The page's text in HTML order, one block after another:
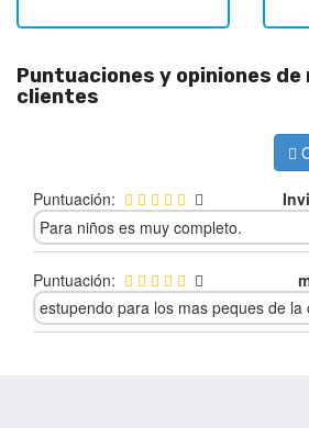
Puntuaciones y opiniones
clientes
Puntuación:
Para niños es muy completo.
Puntuación:
estupendo para los mas peques de la